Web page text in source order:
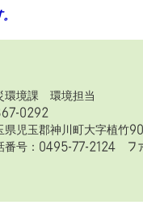
環境課 環境担当
0292
県児玉郡神川町大字植竹
番号：0495-77-2124 フ